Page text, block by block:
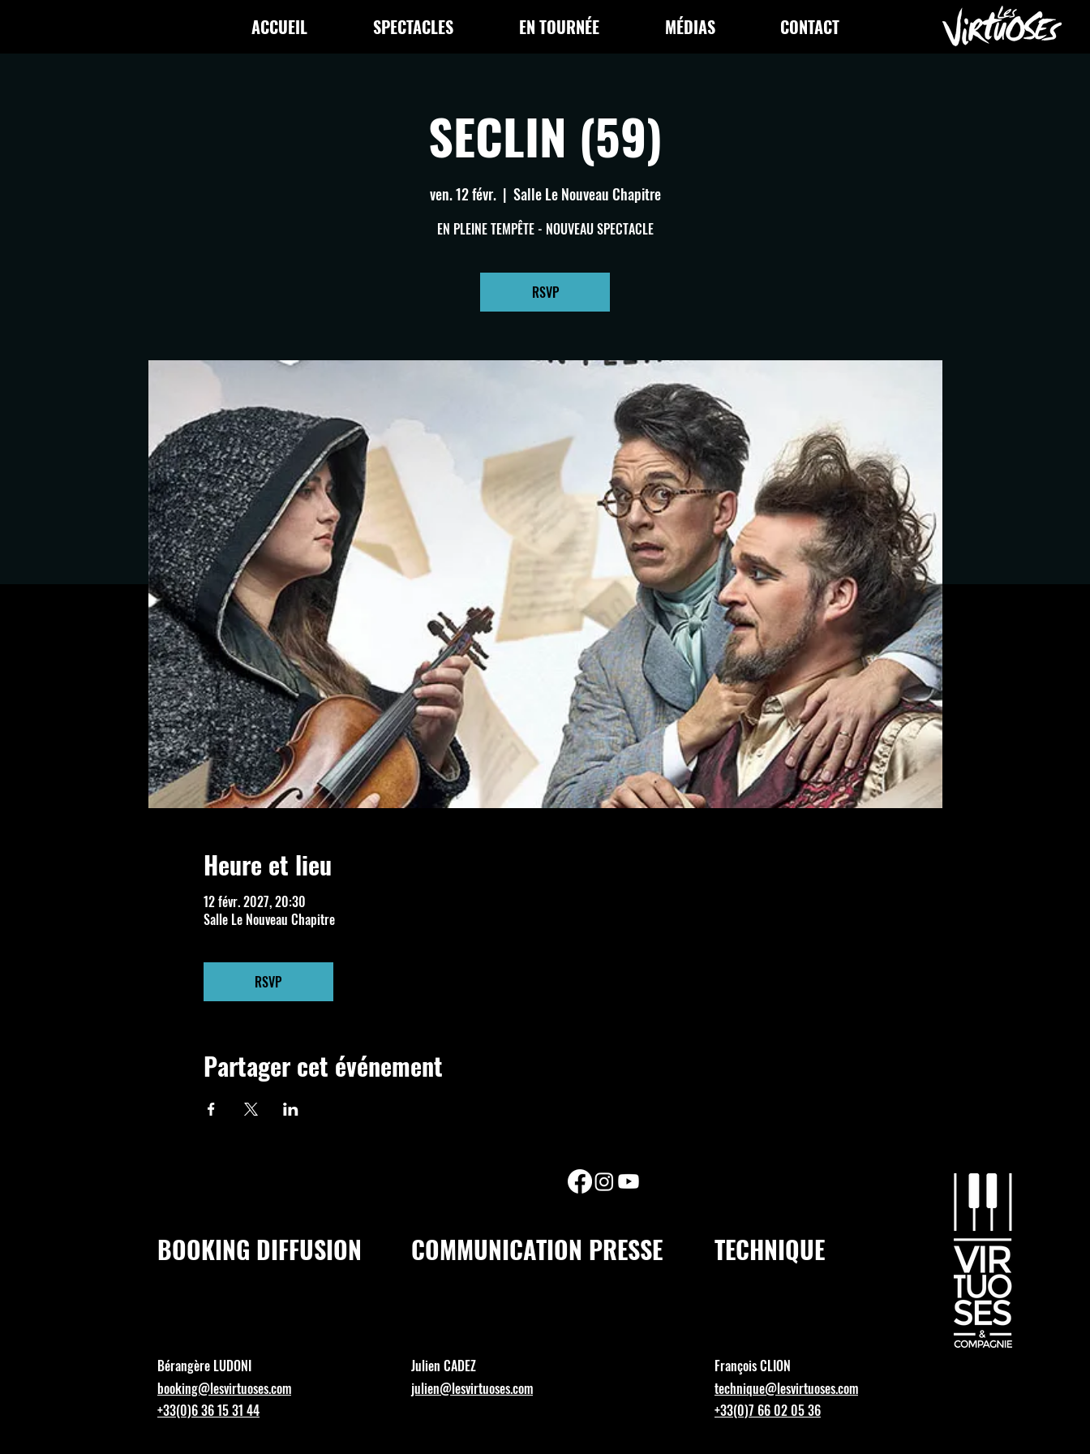
ACCUEIL SPECTACLES EN TOURNÉE MÉDIAS CONTACT
SECLIN (59)
ven. 12 févr.
  |
Salle Le Nouveau Chapitre
EN PLEINE TEMPÊTE - NOUVEAU SPECTACLE
RSVP
Heure et lieu
12 févr. 2027, 20:30
Salle Le Nouveau Chapitre
RSVP
Partager cet événement
BOOKING DIFFUSION COMMUNICATION PRESSE
Bérangère LUDONI
booking@lesvirtuoses.com
Julien CADEZ
julien@lesvirtuoses.com
+33(0)6 36 15 31 44
TECHNIQUE
François CLION
technique@lesvirtuoses.com
+33(0)7 66 02 05 36